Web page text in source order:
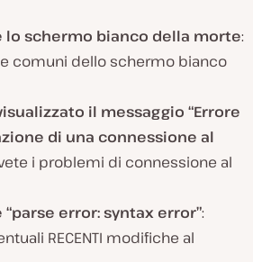
lo schermo bianco della morte:
comuni dello schermo bianco
il messaggio “Errore
di una connessione al
i problemi di connessione al
error: syntax error”:
RECENTI modifiche al